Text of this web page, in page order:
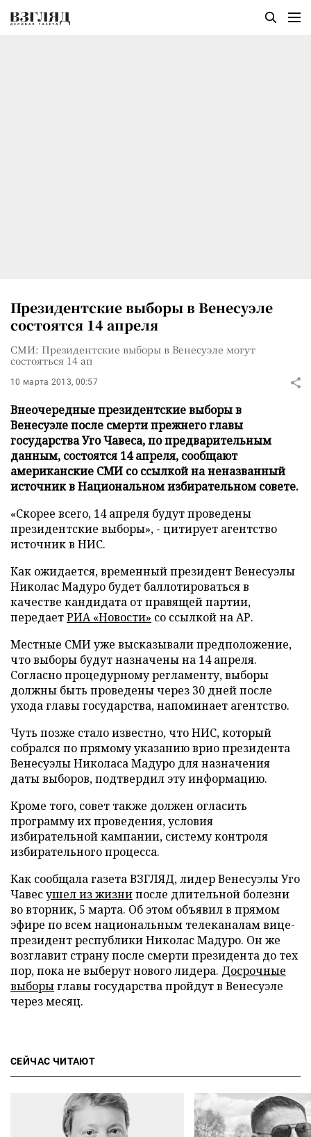
Президентские выборы в Венесуэле
состоятся 14 апреля
СМИ: Президентские выборы в Венесуэле могут
состояться 14 ап
10 марта 2013, 00:57
Внеочередные президентские выборы в
Венесуэле после смерти прежнего главы
государства Уго Чавеса, по предварительным
данным, состоятся 14 апреля, сообщают
американские СМИ со ссылкой на неназванный
источник в Национальном избирательном совете.
«Скорее всего, 14 апреля будут проведены
президентские выборы», - цитирует агентство
источник в НИС.
Как ожидается, временный президент Венесуэлы
Николас Мадуро будет баллотироваться в
качестве кандидата от правящей партии,
передаетРИА «Новости» со ссылкой на АР.
Местные СМИ уже высказывали предположение,
что выборы будут назначены на 14 апреля.
Согласно процедурному регламенту, выборы
должны быть проведены через 30 дней после
ухода главы государства, напоминает агентство.
Чуть позже стало известно, чтоНИС, который
собрался по прямому указанию врио президента
Венесуэлы Николаса Мадуро для назначения
даты выборов, подтвердил эту информацию.
Кроме того, совет также должен огласить
программу их проведения, условия
избирательной кампании, систему контроля
избирательного процесса.
Как сообщала газета ВЗГЛЯД, лидер Венесуэлы Уго
Чавесушел из жизнипосле длительной болезни
во вторник, 5 марта. Об этом объявил в прямом
эфире по всем национальным телеканалам вице-
президент республики Николас Мадуро. Он же
возглавит страну после смерти президента до тех
пор, пока не выберут нового лидера. Досрочные
выборыглавы государства пройдут в Венесуэле
через месяц.
СЕЙЧАС ЧИТАЮТ